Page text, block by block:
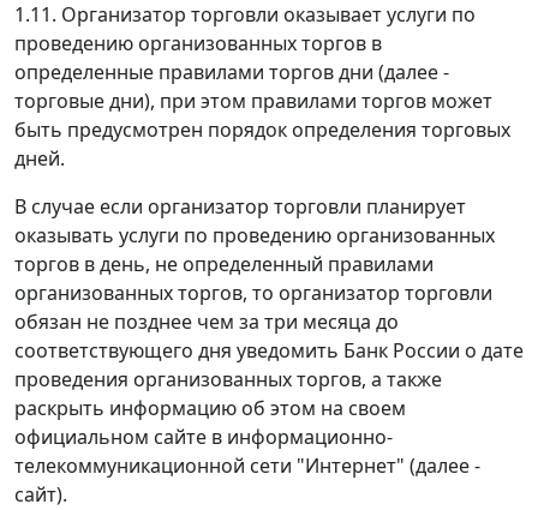
1.11. Организатор торговли оказывает услуги по
проведению организованных торгов в
определенные правилами торгов дни (далее -
торговые дни), при этом правилами торгов может
быть предусмотрен порядок определения торговых
дней.
В случае если организатор торговли планирует
оказывать услуги по проведению организованных
торгов в день, не определенный правилами
организованных торгов, то организатор торговли
обязан не позднее чем за три месяца до
соответствующего дня уведомить Банк России о дате
проведения организованных торгов, а также
раскрыть информацию об этом на своем
официальном сайте в информационно-
телекоммуникационной сети "Интернет" (далее -
сайт).